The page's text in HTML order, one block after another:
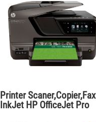
Printer Scaner,Copier,Fax
InkJet HP OfficeJet Pro